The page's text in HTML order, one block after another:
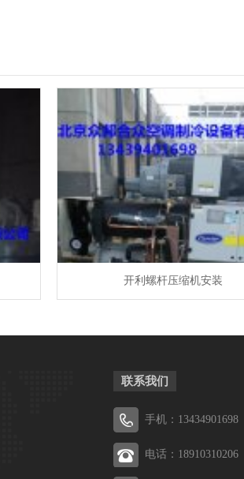
开利螺杆压缩机安装
联系我们
手机：13434901698
电话：18910310206